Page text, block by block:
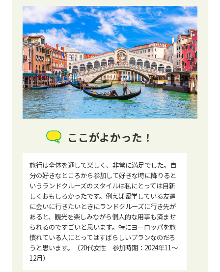
ここがよかった！
旅行は全体を通して楽しく、非常に満足でした。自
分の好きなところから参加して好きな時に降りると
いうランドクルーズのスタイルは私にとっては目新
しくおもしろかったです。例えば留学している友達
に会いに行きたいときにランドクルーズに行き先が
あると、観光を楽しみながら個人的な用事も済ませ
られるのですごいと思います。特にヨーロッパを旅
慣れている人にとってはすばらしいプランなのだろ
うと思います。（20代女性 参加時期：2024年11～
12月）